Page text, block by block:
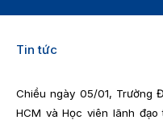
Tin tức
Chiều ngày 05/01, Trường
HCM và Học viên lãnh